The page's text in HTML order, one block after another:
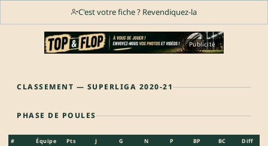
C'est votre fiche ? Revendiquez-la
Publicité
CLASSEMENT — SUPERLIGA 2020-21
PHASE DE POULES
# Équipe Pts J G N P BP BC Diff